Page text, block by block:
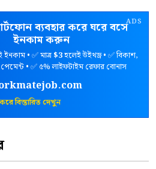
ADS
ব্যবহার করে ঘরে বসে
ইনকাম করুন
• ✅ মাত্র$3হলেই উইথড্র • ✅ বিকাশ,
• ✅ ৫% লাইফটাইম রেফার বোনাস
বিস্তারিত দেখুন